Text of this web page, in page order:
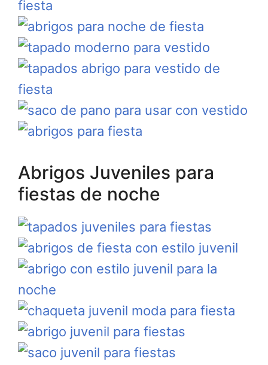
Abrigos Juveniles para
fiestas de noche